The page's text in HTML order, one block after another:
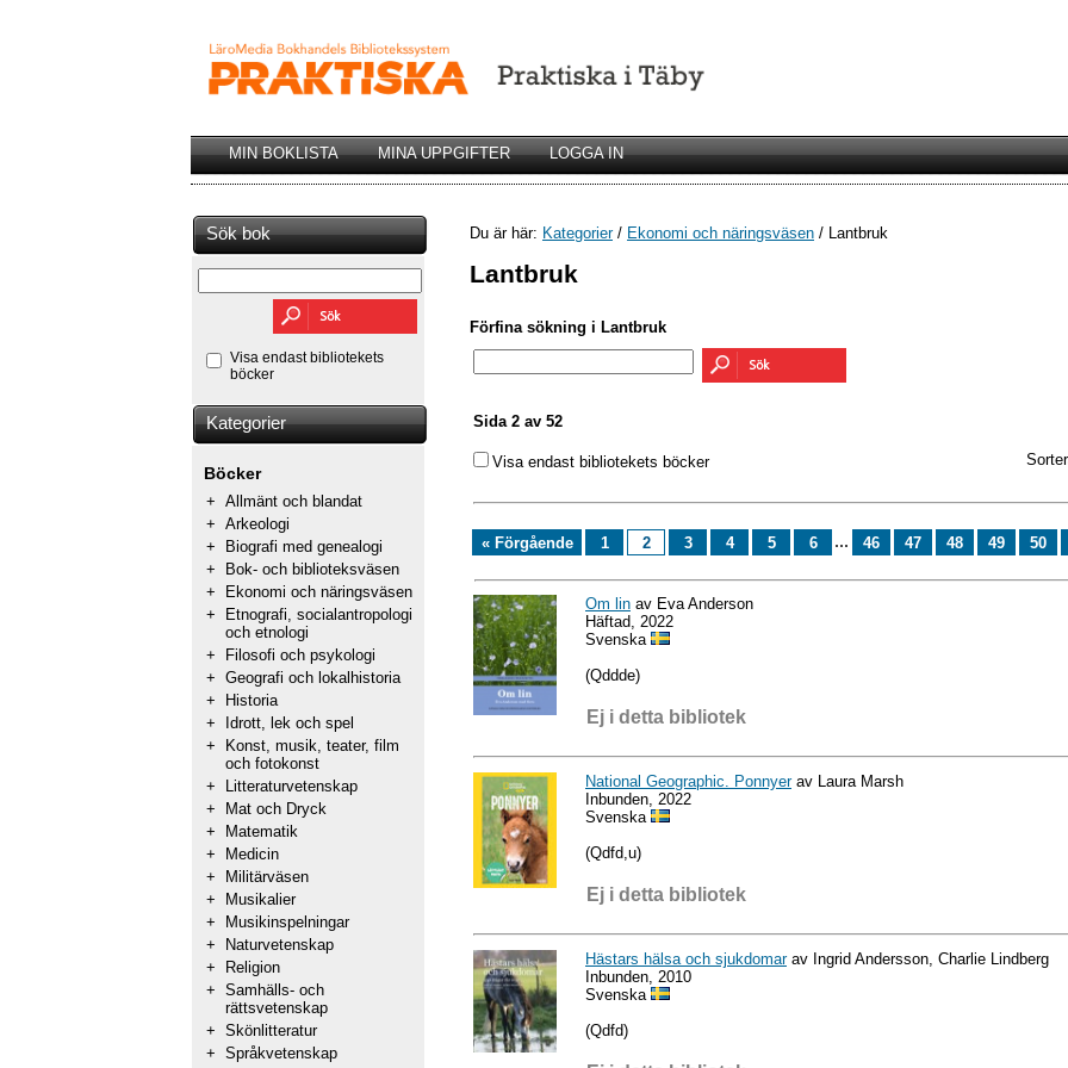
MIN BOKLISTA MINA UPPGIFTER LOGGA IN
Sök bok
Visa endast bibliotekets
böcker
Kategorier
Böcker
+ Allmänt och blandat
+ Arkeologi
+
Biografi med genealogi
+
Bok- och biblioteksväsen
+
Ekonomi och näringsväsen
+
Etnografi, socialantropologi
och etnologi
+
Filosofi och psykologi
+ Geografi och lokalhistoria
+
Historia
+
Idrott, lek och spel
+
Konst, musik, teater, film
och fotokonst
+
Litteraturvetenskap
+
Mat och Dryck
+
Matematik
+
Medicin
+
Militärväsen
+
Musikalier
+
Musikinspelningar
+
Naturvetenskap
+
Religion
+ Samhälls- och
rättsvetenskap
+ Skönlitteratur
+ Språkvetenskap
Du är här: Kategorier/ Ekonomi och näringsväsen / Lantbruk
Lantbruk
Förfina sökning i Lantbruk
Sida 2 av 52
Visa endast bibliotekets böcker
« Förgående 1 2 3 4 5 6 ... 46 47 48 49 50
Om lin av Eva Anderson
Häftad, 2022
Svenska
(Qddde)
Ej i detta bibliotek
National Geographic. Ponnyerav Laura Marsh
Inbunden, 2022
Svenska
(Qdfd,u)
Ej i detta bibliotek
Hästars hälsa och sjukdomarav Ingrid Andersson, Charlie Lindberg
Inbunden, 2010
Svenska
(Qdfd)